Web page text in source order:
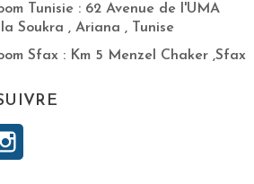
Tunisie : 62 Avenue de l'UMA
Soukra , Ariana , Tunise
Sfax : Km 5 Menzel Chaker ,Sfax